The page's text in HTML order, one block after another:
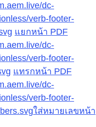
dc-
verb-footer-
แยกหน้า PDF
dc-
verb-footer-
แทรกหน้า PDF
dc-
verb-footer-
ใส่หมายเลขหน้า